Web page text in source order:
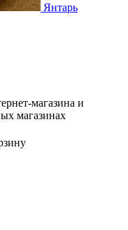
Янтарь
магазина и
магазинах